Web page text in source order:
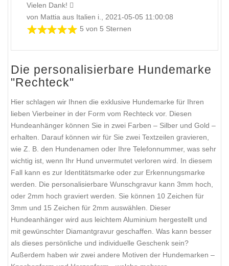
Vielen Dank!
von Mattia aus Italien i., 2021-05-05 11:00:08
5 von 5 Sternen
Die personalisierbare Hundemarke
"Rechteck"
Hier schlagen wir Ihnen die exklusive Hundemarke für Ihren
lieben Vierbeiner in der Form vom Rechteck vor. Diesen
Hundeanhänger können Sie in zwei Farben – Silber und Gold –
erhalten. Darauf können wir für Sie zwei Textzeilen gravieren,
wie Z. B. den Hundenamen oder Ihre Telefonnummer, was sehr
wichtig ist, wenn Ihr Hund unvermutet verloren wird. In diesem
Fall kann es zur Identitätsmarke oder zur Erkennungsmarke
werden. Die personalisierbare Wunschgravur kann 3mm hoch,
oder 2mm hoch graviert werden. Sie können 10 Zeichen für
3mm und 15 Zeichen für 2mm auswählen. Dieser
Hundeanhänger wird aus leichtem Aluminium hergestellt und
mit gewünschter Diamantgravur geschaffen. Was kann besser
als dieses persönliche und individuelle Geschenk sein?
Außerdem haben wir zwei andere Motiven der Hundemarken –